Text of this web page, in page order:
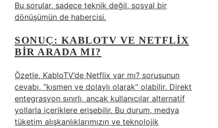
Bu sorular, sadece teknik değil, sosyal bir
dönüşümün de habercisi.
SONUÇ: KABLOTV VE NETFLIX
BIR ARADA MI?
Özetle, KabloTV’de Netflix var mı? sorusunun
cevabı, “kısmen ve dolaylı olarak” olabilir. Direkt
entegrasyon sınırlı, ancak kullanıcılar alternatif
yollarla içeriklere erişebilir. Bu durum, medya
tüketim alışkanlıklarımızın ve teknolojik